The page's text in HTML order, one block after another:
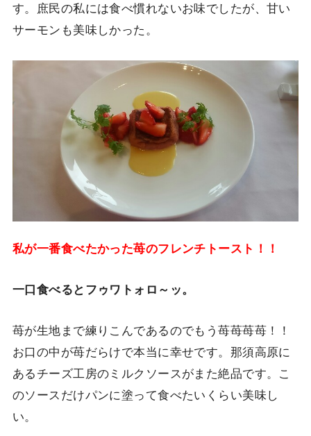
す。庶民の私には食べ慣れないお味でしたが、甘い
サーモンも美味しかった。
私が一番食べたかった苺のフレンチトースト！！
一口食べるとフゥワトォロ～ッ。
苺が生地まで練りこんであるのでもう苺苺苺苺！！
お口の中が苺だらけで本当に幸せです。那須高原に
あるチーズ工房のミルクソースがまた絶品です。こ
のソースだけパンに塗って食べたいくらい美味し
い。